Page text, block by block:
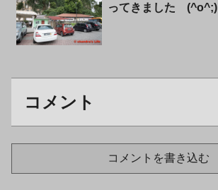
ってきました (^o^;)
コメント
コメントを書き込む